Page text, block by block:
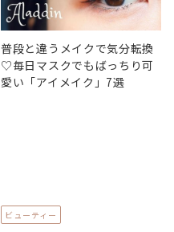
普段と違うメイクで気分転換
♡毎日マスクでもばっちり可
愛い「アイメイク」7選
ビューティー